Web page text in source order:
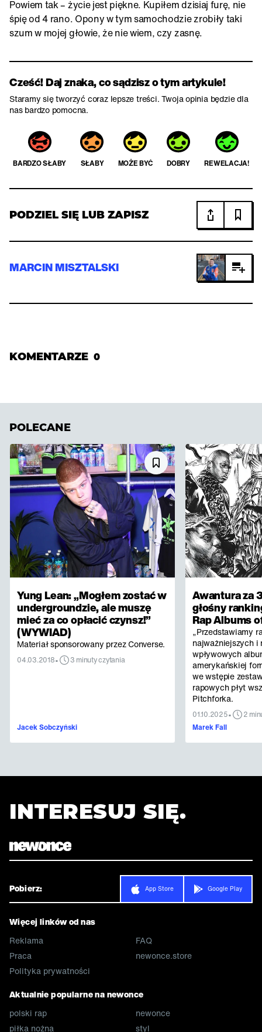
Powiem tak – życie jest piękne. Kupiłem dzisiaj furę, nie
śpię od 4 rano. Opony w tym samochodzie zrobiły taki
szum w mojej głowie, że nie wiem, czy zasnę.
Cześć! Daj znaka, co sądzisz o tym artykule!
Staramy się tworzyć coraz lepsze treści. Twoja opinia będzie dla
nas bardzo pomocna.
BARDZO SŁABY SŁABY MOŻE BYĆ DOBRY REWELACJA!
PODZIEL SIĘ LUB ZAPISZ
MARCIN MISZTALSKI
KOMENTARZE 0
POLECANE
Yung Lean: „Mogłem zostać w
undergroundzie, ale muszę
mieć za co opłacić czynsz!”
(WYWIAD)
Materiał sponsorowany przez Converse.
04.03.2018• 3 minuty czytania
Jacek Sobczyński
Awantura za
głośny
Rap Albums
„Przedstawiamy
najważniejszych i
wpływowych
amerykańskiej
we wstępie
rapowych płyt
Pitchforka.
01.10.2025•
2
Marek Fall
INTERESUJ SIĘ.
Pobierz: App Store Google Play
Więcej linków od nas
Reklama
Praca
Polityka prywatności
FAQ
newonce.store
Aktualnie popularne na newonce
polski rap
piłka nożna
newonce
styl